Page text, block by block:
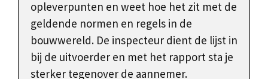
opleverpunten en weet hoe het zit met de
geldende normen en regels in de
bouwwereld. De inspecteur dient de lijst in
bij de uitvoerder en met het rapport sta je
sterker tegenover de aannemer.